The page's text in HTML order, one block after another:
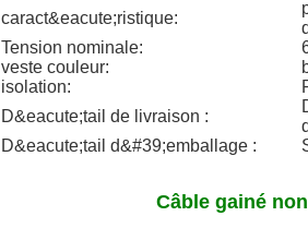
caract&eacute;ristique:
Tension nominale:
veste couleur:
isolation:
D&eacute;tail de livraison :
D&eacute;tail d&#39;emballage :
Câble gainé